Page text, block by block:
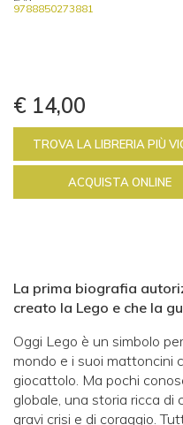
9788850273881
€ 14,00
TROVA LA LIBRERIA PIÙ
ACQUISTA ONLINE
La prima biografia
creato la Lego e che la
Oggi Lego è un simbolo
mondo e i suoi mattoncini
giocattolo. Ma pochi
globale, una storia ricca di
gravi crisi e di coraggio.